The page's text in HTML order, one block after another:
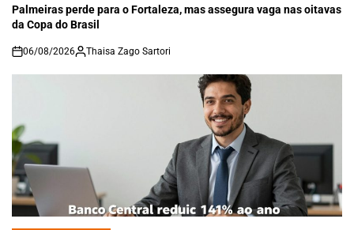
IN
Palmeiras perde para o Fortaleza, mas assegura vaga nas oitavas
da Copa do Brasil
on
06/08/2026 Thaisa Zago Sartori